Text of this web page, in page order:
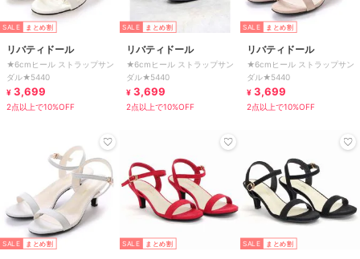
SALE まとめ割
リバティドール
★6cmヒール ストラップサン
ダル★5440
¥ 3,699
2点以上で10%OFF
SALE まとめ割
リバティドール
★6cmヒール ストラップサン
ダル★5440
¥ 3,699
2点以上で10%OFF
SALE まとめ割
リバティドール
★6cmヒール ストラップサン
ダル★5440
¥ 3,699
2点以上で10%OFF
SALE まとめ割 SALE まとめ割 SALE まとめ割